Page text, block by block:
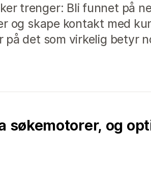
trenger: Bli funnet på
og skape kontakt med
det som virkelig betyr
søkemotorer, og